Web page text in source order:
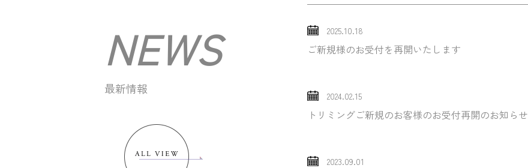
NEWS
最新情報
2025.10.18
ご新規様のお受付を再開いたします
2024.02.15
トリミングご新規のお客様のお受付再開のお知らせ
2023.09.01